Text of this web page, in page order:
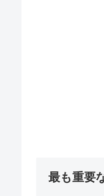
最も重要